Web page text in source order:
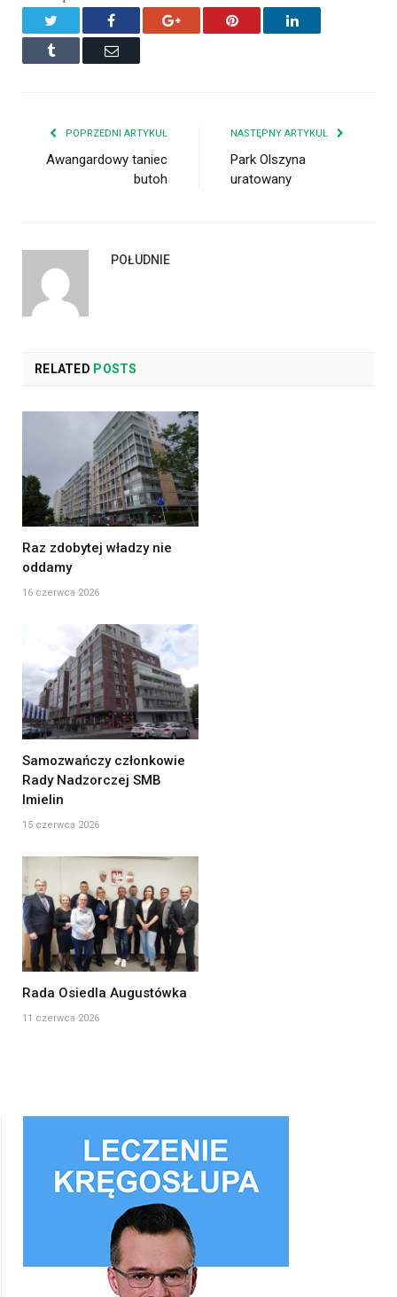
Facebook Google+ Pinterest LinkedIn
Tumblr Email
POPRZEDNI ARTYKUŁ
Awangardowy taniec
butoh
NASTĘPNY ARTYKUŁ
Park Olszyna
uratowany
POŁUDNIE
RELATED POSTS
Raz zdobytej władzy nie
oddamy
16 czerwca 2026
Samozwańczy członkowie
Rady Nadzorczej SMB
Imielin
15 czerwca 2026
Rada Osiedla Augustówka
11 czerwca 2026